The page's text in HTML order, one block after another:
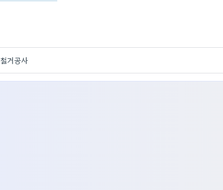
철거공사